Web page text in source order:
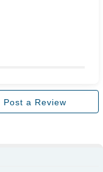
Post a Review